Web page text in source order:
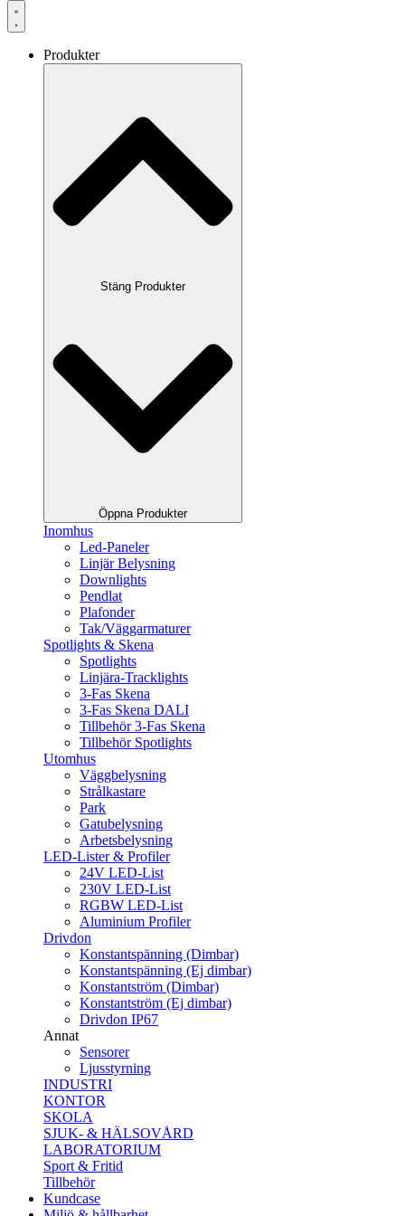
Produkter
Stäng Produkter
Öppna Produkter
Inomhus
Led-Paneler
Linjär Belysning
Downlights
Pendlat
Plafonder
Tak/Väggarmaturer
Spotlights & Skena
Spotlights
Linjära-Tracklights
3-Fas Skena
3-Fas Skena DALI
Tillbehör 3-Fas Skena
Tillbehör Spotlights
Utomhus
Väggbelysning
Strålkastare
Park
Gatubelysning
Arbetsbelysning
LED-Lister & Profiler
24V LED-List
230V LED-List
RGBW LED-List
Aluminium Profiler
Drivdon
Konstantspänning (Dimbar)
Konstantspänning (Ej dimbar)
Konstantström (Dimbar)
Konstantström (Ej dimbar)
Drivdon IP67
Annat
Sensorer
Ljusstyrning
INDUSTRI
KONTOR
SKOLA
SJUK- & HÄLSOVÅRD
LABORATORIUM
Sport & Fritid
Tillbehör
Kundcase